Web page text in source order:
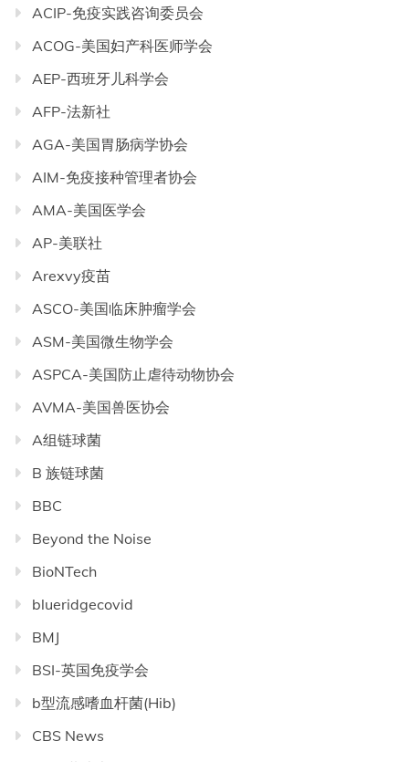
ACIP-免疫实践咨询委员会
ACOG-美国妇产科医师学会
AEP-西班牙儿科学会
AFP-法新社
AGA-美国胃肠病学协会
AIM-免疫接种管理者协会
AMA-美国医学会
AP-美联社
Arexvy疫苗
ASCO-美国临床肿瘤学会
ASM-美国微生物学会
ASPCA-美国防止虐待动物协会
AVMA-美国兽医协会
A组链球菌
B 族链球菌
BBC
Beyond the Noise
BioNTech
blueridgecovid
BMJ
BSI-英国免疫学会
b型流感嗜血杆菌(Hib)
CBS News